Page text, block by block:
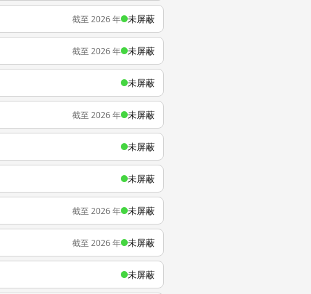
截至 2026 年 未屏蔽
截至 2026 年 未屏蔽
未屏蔽
截至 2026 年 未屏蔽
未屏蔽
未屏蔽
截至 2026 年 未屏蔽
截至 2026 年 未屏蔽
未屏蔽